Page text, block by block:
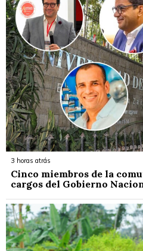
3 horas atrás
Cinco miembros de la
cargos del Gobierno